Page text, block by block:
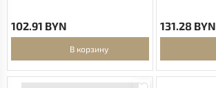
102.91 BYN
В корзину
131.28 BYN